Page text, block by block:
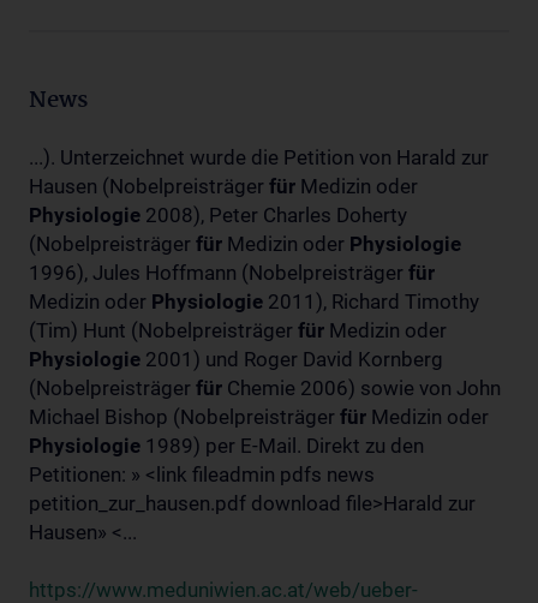
News
...). Unterzeichnet wurde die Petition von Harald zur
Hausen (Nobelpreisträger für Medizin oder
Physiologie 2008), Peter Charles Doherty
(Nobelpreisträger für Medizin oder Physiologie
1996), Jules Hoffmann (Nobelpreisträger für
Medizin oder Physiologie 2011), Richard Timothy
(Tim) Hunt (Nobelpreisträger für Medizin oder
Physiologie 2001) und Roger David Kornberg
(Nobelpreisträger für Chemie 2006) sowie von John
Michael Bishop (Nobelpreisträger für Medizin oder
Physiologie 1989) per E-Mail. Direkt zu den
Petitionen: » <link fileadmin pdfs news
petition_zur_hausen.pdf download file>Harald zur
Hausen» <...
https://www.meduniwien.ac.at/web/ueber-